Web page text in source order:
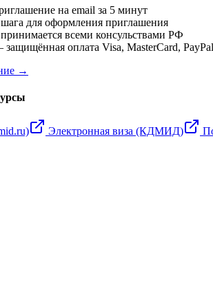
на email за 5 минут
для оформления приглашения
всеми консульствами РФ
оплата Visa, MasterCard, PayPal
→
Электронная виза (КДМИД)